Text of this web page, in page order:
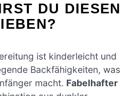
DU DIESEN
ist kinderleicht und
Backfähigkeiten, was
macht. Fabelhafter